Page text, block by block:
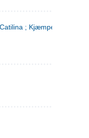
; Kjæmpehøien ;